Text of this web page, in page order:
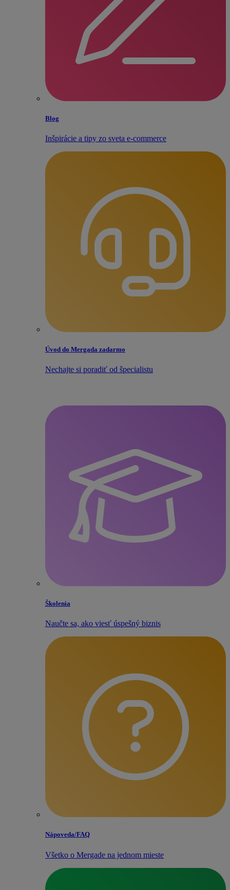
Blog
Inšpirácie a tipy zo sveta e‑commerce
Úvod do Mergada zadarmo
Nechajte si poradiť od špecialistu
Školenia
Naučte sa, ako viesť úspešný biznis
Nápoveda/​FAQ
Všetko o Mergade na jednom mieste